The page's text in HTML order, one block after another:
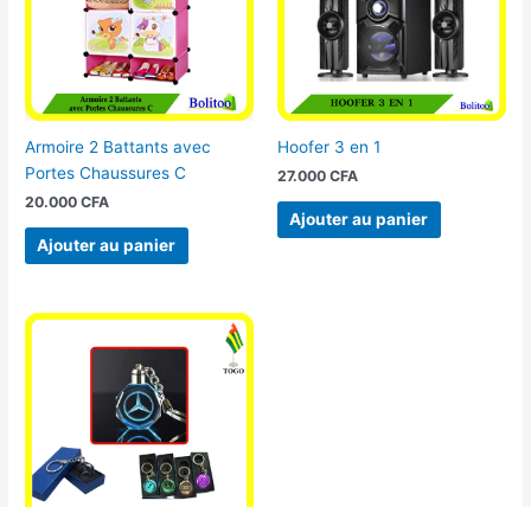
Armoire 2 Battants avec
Portes Chaussures C
20.000CFA
Ajouter au panier
Hoofer 3 en 1
27.000 CFA
Ajouter au panier